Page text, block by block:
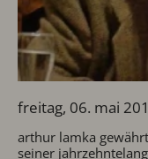
freitag, 06. mai
arthur lamka
seiner